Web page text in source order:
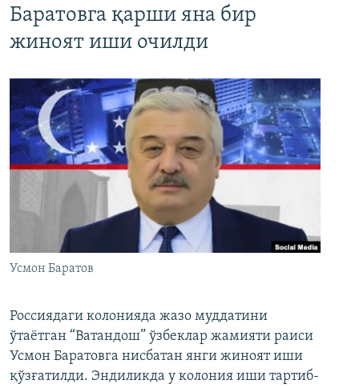
Баратовга қарши яна бир
жиноят иши очилди
Усмон Баратов
Россиядаги колонияда жазо муддатини
ўтаётган “Ватандош” ўзбеклар жамияти раиси
Усмон Баратовга нисбатан янги жиноят иши
қўзғатилди. Эндиликда у колония иши тартиб-